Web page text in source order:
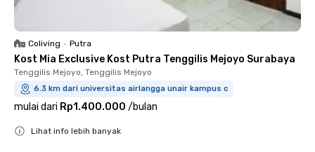
Coliving • Putra
Kost Mia Exclusive Kost Putra Tenggilis Mejoyo Surabaya
Tenggilis Mejoyo, Tenggilis Mejoyo
6.3 km dari universitas airlangga unair kampus c
mulai dari Rp1.400.000 /bulan
Lihat info lebih banyak